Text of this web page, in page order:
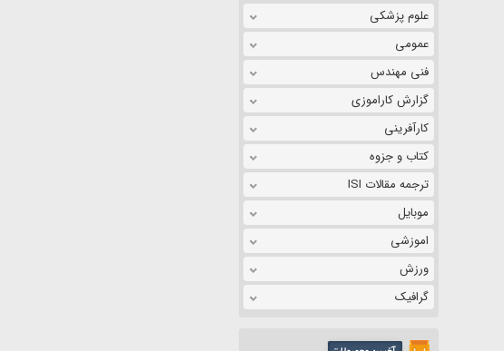
علوم پزشکی
عمومی
فنی مهندس
گزارش کاراموزی
کارآفرینی
کتاب و جزوه
ترجمه مقالات ISI
موبایل
اموزشی
ورزش
گرافیک